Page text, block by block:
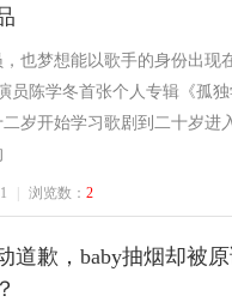
也梦想能以歌手的身份出现
员陈学冬首张个人专辑《孤
二岁开始学习歌剧到二十岁进
浏览数：2
道歉，baby抽烟却被